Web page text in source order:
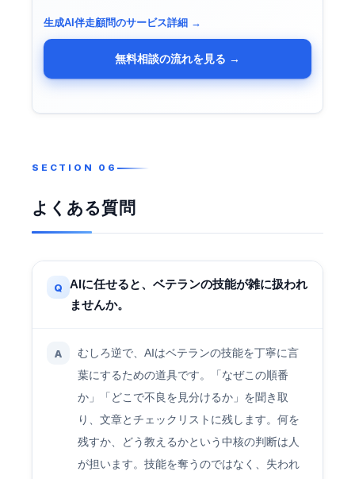
生成AI伴走顧問のサービス詳細 →
無料相談の流れを見る →
よくある質問
Q
AIに任せると、ベテランの技能が雑に扱われ
ませんか。
A
むしろ逆で、AIはベテランの技能を丁寧に言
葉にするための道具です。「なぜこの順番
か」「どこで不良を見分けるか」を聞き取
り、文章とチェックリストに残します。何を
残すか、どう教えるかという中核の判断は人
が担います。技能を奪うのではなく、失われ